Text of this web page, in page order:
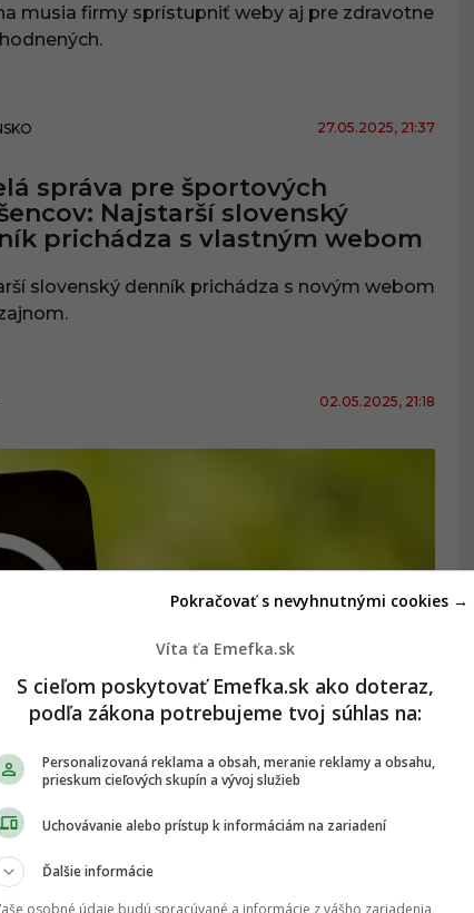
musia firmy sprístupniť weby aj pre zdravotne
27.05.2025, 21:37
správa pre športových
Najstarší slovenský
prichádza s vlastným webom
slovenský denník prichádza s novým webom
02.05.2025, 21:18
predstavil fantastickú
všestrannosť
nielen v telefónoch.
Víta ťa Emefka.sk
S cieľom poskytovať Emefka.sk ako doteraz,
podľa zákona potrebujeme tvoj súhlas na:
Personalizovaná reklama a obsah, meranie reklamy a obsahu,
prieskum cieľových skupín a vývoj služieb
Uchovávanie alebo prístup k informáciám na zariadení
Ďalšie informácie
osobné údaje budú spracúvané a informácie z vášho zariadenia
Pokračovať s nevyhnutnými cookies →